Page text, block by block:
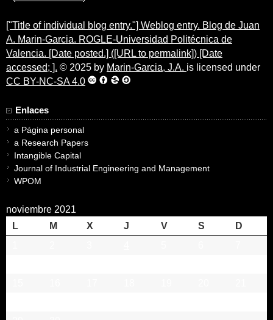
["Title of individual blog entry."] Weblog entry. Blog de Juan
A. Marin-Garcia. ROGLE-Universidad Politécnica de
Valencia. [Date posted.] ([URL to permalink]) [Date
accessed; ]. © 2025 by Marin-Garcia, J.A. is licensed under
CC BY-NC-SA 4.0
Enlaces
a Página personal
a Research Papers
Intangible Capital
Journal of Industrial Engineering and Management
WPOM
noviembre 2021
L
M X J V S
D